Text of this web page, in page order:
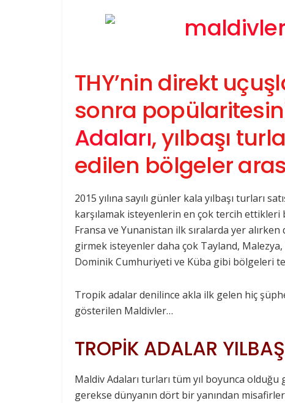
THY’nin direkt
sonra
Adaları, yılbaşı
edilen bölgeler
2015 yılına sayılı günler kala yılbaşı turları
karşılamak isteyenlerin en çok tercih ettikleri
Fransa ve Yunanistan ilk sıralarda yer
girmek isteyenler daha çok Tayland,
Dominik Cumhuriyeti ve Küba gibi bölgeleri
Tropik adalar denilince akla ilk gelen hiç
gösterilen Maldivler…
TROPİK ADALAR
Maldiv Adaları turları tüm yıl boyunca
gerekse dünyanın dört bir yanından